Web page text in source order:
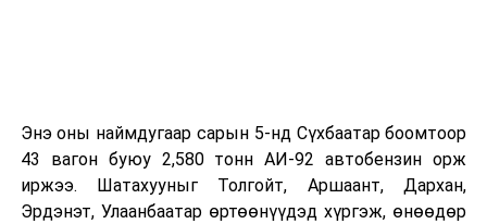
Энэ оны наймдугаар сарын 5-нд Сүхбаатар боомтоор
43 вагон буюу 2,580 тонн АИ-92 автобензин орж
иржээ. Шатахууныг Толгойт, Аршаант, Дархан,
Эрдэнэт, Улаанбаатар өртөөнүүдэд хүргэж, өнөөдөр